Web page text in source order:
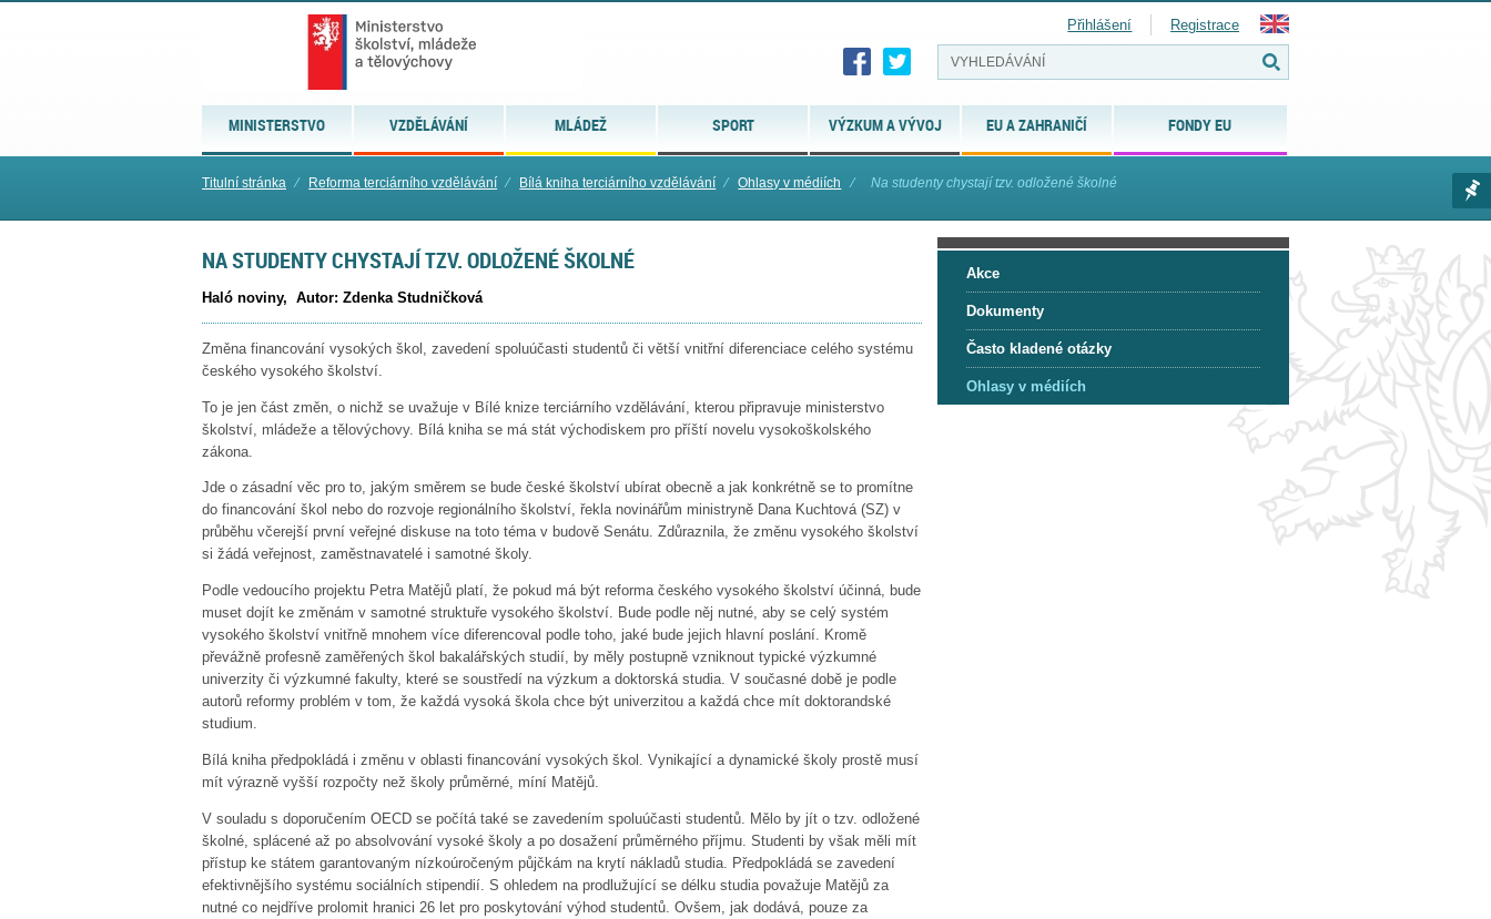
MINISTERSTVO VZDĚLÁVÁNÍ MLÁDEŽ SPORT VÝZKUM A VÝVOJ EU A ZAHRANIČÍ FONDY EU
Přihlášení Registrace
Titulní stránka ⁄ Reforma terciárního vzdělávání ⁄ Bílá kniha terciárního vzdělávání ⁄ Ohlasy v médiích ⁄ Na studenty chystají tzv. odložené školné
NA STUDENTY CHYSTAJÍ TZV. ODLOŽENÉ ŠKOLNÉ
Haló noviny, Autor: Zdenka Studničková
Změna financování vysokých škol, zavedení spoluúčasti studentů či větší vnitřní diferenciace celého systému
českého vysokého školství.
To je jen část změn, o nichž se uvažuje v Bílé knize terciárního vzdělávání, kterou připravuje ministerstvo
školství, mládeže a tělovýchovy. Bílá kniha se má stát východiskem pro příští novelu vysokoškolského
zákona.
Jde o zásadní věc pro to, jakým směrem se bude české školství ubírat obecně a jak konkrétně se to promítne
do financování škol nebo do rozvoje regionálního školství, řekla novinářům ministryně Dana Kuchtová (SZ) v
průběhu včerejší první veřejné diskuse na toto téma v budově Senátu. Zdůraznila, že změnu vysokého školství
si žádá veřejnost, zaměstnavatelé i samotné školy.
Podle vedoucího projektu Petra Matějů platí, že pokud má být reforma českého vysokého školství účinná, bude
muset dojít ke změnám v samotné struktuře vysokého školství. Bude podle něj nutné, aby se celý systém
vysokého školství vnitřně mnohem více diferencoval podle toho, jaké bude jejich hlavní poslání. Kromě
převážně profesně zaměřených škol bakalářských studií, by měly postupně vzniknout typické výzkumné
univerzity či výzkumné fakulty, které se soustředí na výzkum a doktorská studia. V současné době je podle
autorů reformy problém v tom, že každá vysoká škola chce být univerzitou a každá chce mít doktorandské
studium.
Bílá kniha předpokládá i změnu v oblasti financování vysokých škol. Vynikající a dynamické školy prostě musí
mít výrazně vyšší rozpočty než školy průměrné, míní Matějů.
V souladu s doporučením OECD se počítá také se zavedením spoluúčasti studentů. Mělo by jít o tzv. odložené
školné, splácené až po absolvování vysoké školy a po dosažení průměrného příjmu. Studenti by však měli mít
přístup ke státem garantovaným nízkoúročeným půjčkám na krytí nákladů studia. Předpokládá se zavedení
efektivnějšího systému sociálních stipendií. S ohledem na prodlužující se délku studia považuje Matějů za
nutné co nejdříve prolomit hranici 26 let pro poskytování výhod studentů. Ovšem, jak dodává, pouze za
Akce
Dokumenty
Často kladené otázky
Ohlasy v médiích